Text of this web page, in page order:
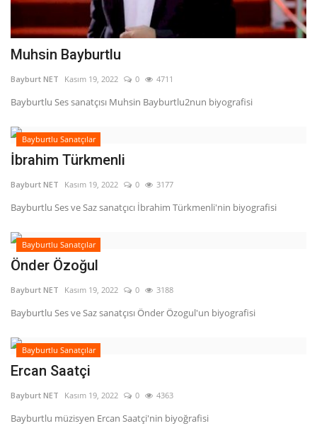
Muhsin Bayburtlu
Bayburt NET Kasım 19, 2022 0 4711
Bayburtlu Ses sanatçısı Muhsin Bayburtlu2nun biyografisi
Bayburtlu Sanatçılar
İbrahim Türkmenli
Bayburt NET Kasım 19, 2022 0 3177
Bayburtlu Ses ve Saz sanatçıcı İbrahim Türkmenli'nin biyografisi
Bayburtlu Sanatçılar
Önder Özoğul
Bayburt NET Kasım 19, 2022 0 3188
Bayburtlu Ses ve Saz sanatçısı Önder Özogul'un biyografisi
Bayburtlu Sanatçılar
Ercan Saatçi
Bayburt NET Kasım 19, 2022 0 4363
Bayburtlu müzisyen Ercan Saatçi'nin biyoğrafisi